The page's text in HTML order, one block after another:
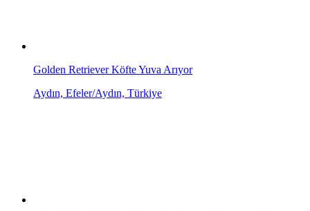
Golden Retriever Köfte Yuva Arıyor
Aydın, Efeler/Aydın, Türkiye